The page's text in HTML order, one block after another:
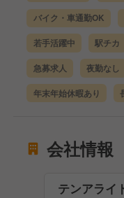
バイク・車通勤OK
若手活躍中 駅チカ
急募求人 夜勤なし
年末年始休暇あり
会社情報
テンアライ